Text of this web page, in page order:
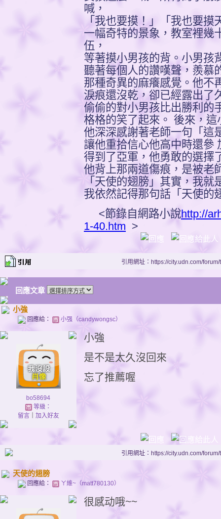
喊，
「我也要摸！」「我也要
一幅奇特的景象，教室裡幾
伍，
等著摸小男孩的背。小男孩
聽著每個人的讚嘆聲，羨慕
那種奇異的麻癢感覺。他不
淚痕還沒乾，卻已經露出了
偷偷的對小男孩比出勝利的
格格的笑了起來。 後來，
他深深感謝著老師一句「這
讓他重拾信心他高中時還參
得到了亞軍，他勇敢的選擇
他背上那兩道傷痕，是被老
「天使的翅膀」其實，我
我依然記得那句話「天使的
<節錄自網路小說http://
1-40.htm >
引用網址：https://city.udn.com/
回應文章
小強
回應給： 小强（candywongsc）
bo58694
等級：
留言｜ 加入好友
小強
是不是太久沒回來
忘了推薦喔
引用網址：https://city.udn.com/
天使的翅膀
回應給： ㄚ維~（matt780130）
很感动哦~~